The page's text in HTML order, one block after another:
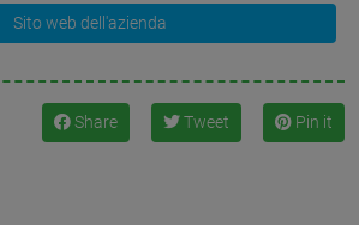
Sito web dell'azienda
Share Tweet Pin it